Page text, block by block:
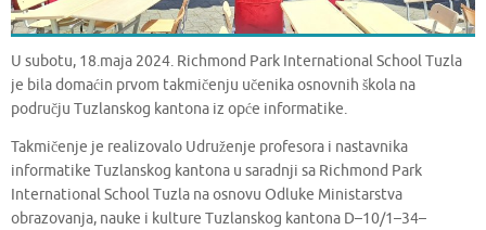
U subotu, 18.maja 2024. Richmond Park International School Tuzla
je bila domaćin prvom takmičenju učenika osnovnih škola na
području Tuzlanskog kantona iz opće informatike.
Takmičenje je realizovalo Udruženje profesora i nastavnika
informatike Tuzlanskog kantona u saradnji sa Richmond Park
International School Tuzla na osnovu Odluke Ministarstva
obrazovanja, nauke i kulture Tuzlanskog kantona D–10/1–34–